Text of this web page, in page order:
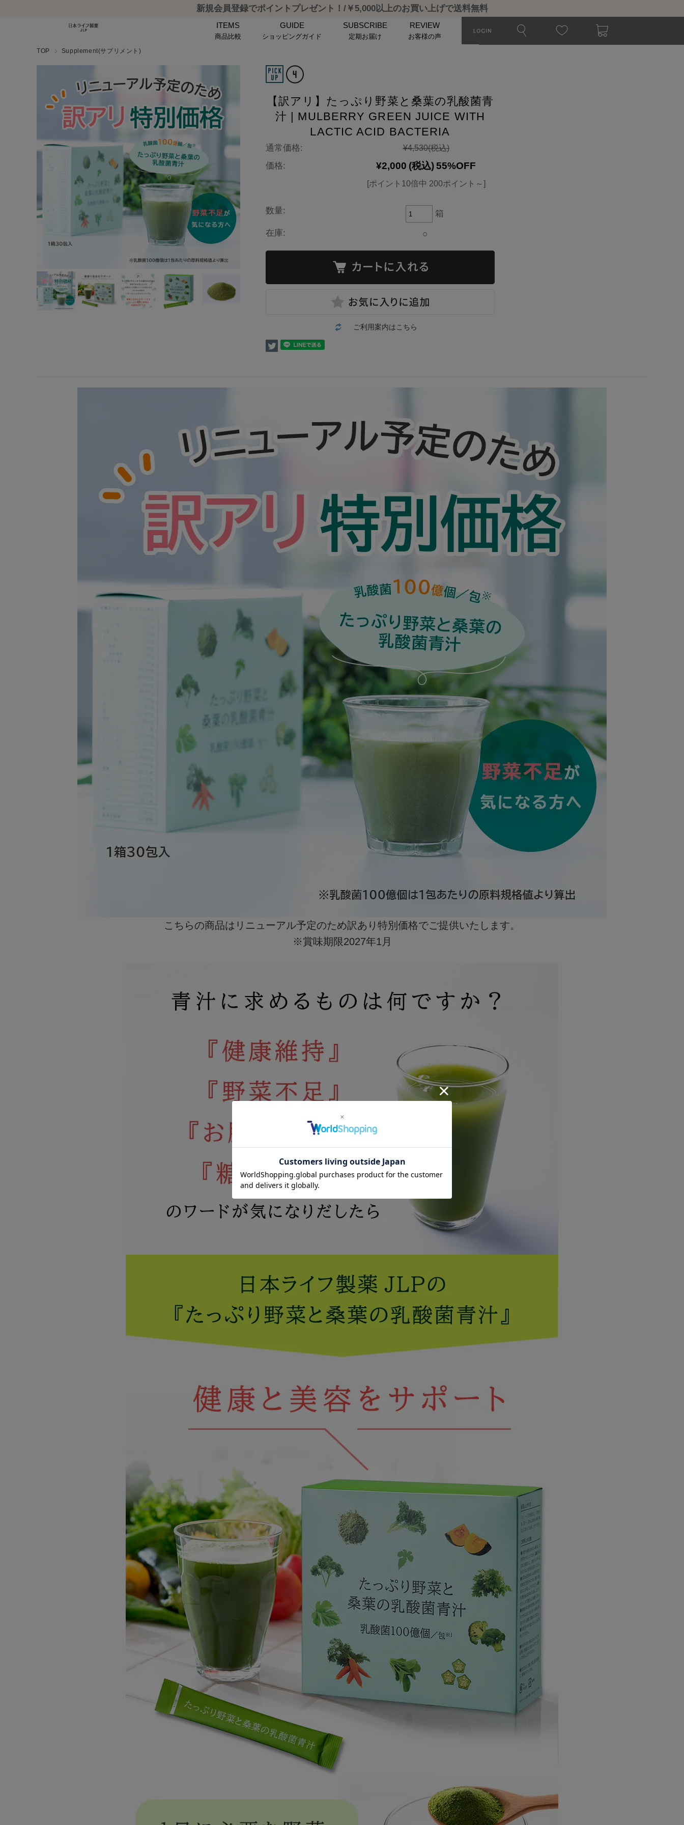
新規会員登録でポイントプレゼント！/￥5,000以上のお買い上げで送料無料
ITEMS
商品比較
GUIDE
ショッピングガイド
SUBSCRIBE
定期お届け
REVIEW
お客様の声
TOP Supplement(サプリメント)
【訳アリ】たっぷり野菜と桑葉の乳酸菌青
汁 | MULBERRY GREEN JUICE WITH
LACTIC ACID BACTERIA
通常価格: ¥4,530(税込)
価格: ¥2,000 (税込)55%OFF
[ポイント10倍中 200ポイント～]
数量: 箱
在庫: ○
ご利用案内はこちら
こちらの商品はリニューアル予定のため訳あり特別価格でご提供いたします。
※賞味期限2027年1月